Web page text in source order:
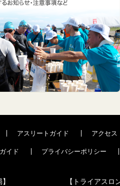
アスリートガイド アクセス
イド プライバシーポリシー
【トライアスロ